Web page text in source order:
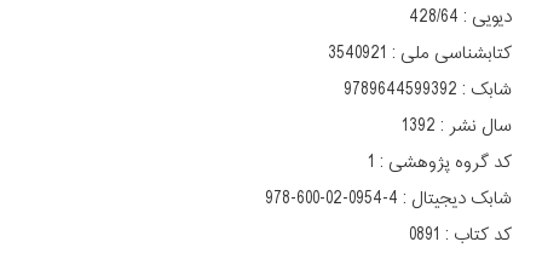
دیویی : ‫‬‭428/64
کتابشناسی ملی : 3540921
شابک : 9789644599392
سال نشر : 1392
کد گروه پژوهشی : 1
شابک دیجیتال : 978-600-02-0954-4
کد کتاب : 0891